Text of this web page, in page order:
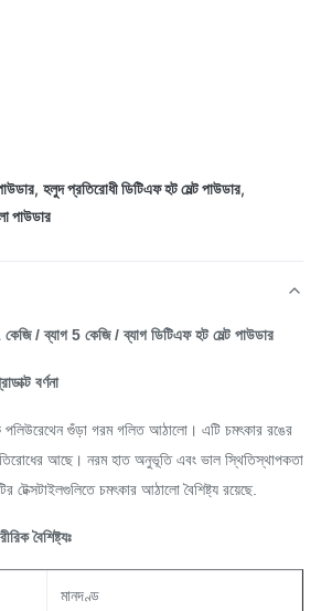
, হলুদ প্রতিরোধী ডিটিএফ হট মেল্ট পাউডার,
পাউডার
/ ব্যাগ 5 কেজি / ব্যাগ ডিটিএফ হট মেল্ট পাউডার
বর্ণনা
পলিউরেথেন গুঁড়া গরম গলিত আঠালো। এটি চমৎকার রঙের
আছে। নরম হাত অনুভূতি এবং ভাল স্থিতিস্থাপকতা
টেক্সটাইলগুলিতে চমৎকার আঠালো বৈশিষ্ট্য রয়েছে.
বৈশিষ্ট্যঃ
মানদণ্ড